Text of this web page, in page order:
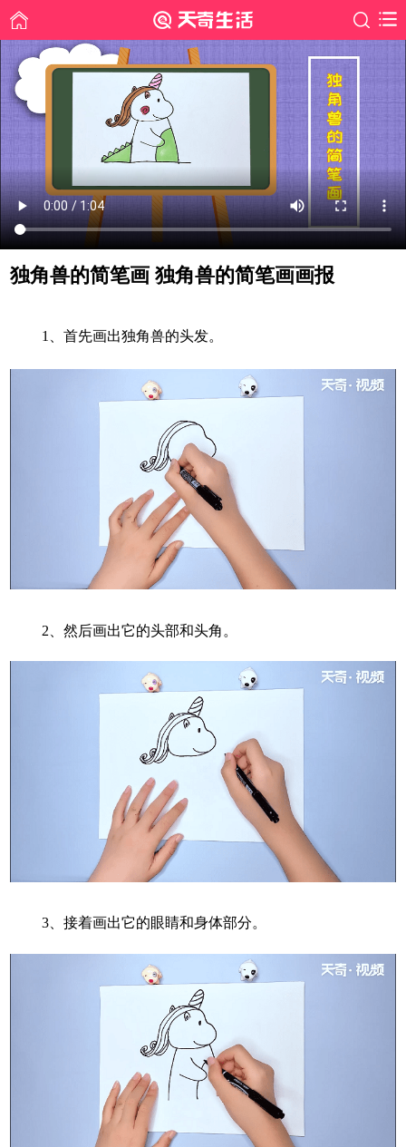
独角兽的简笔画 独角兽的简笔画画报
1、首先画出独角兽的头发。
2、然后画出它的头部和头角。
3、接着画出它的眼睛和身体部分。